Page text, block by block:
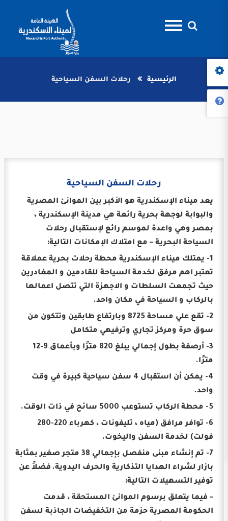
الرئيسية رحلات السفن السياحية
رحلات السفن السياحية
يعد ميناء الإسكندرية هو الأكبر بين الموانئ المصرية
والبوابة لوجهة بحرية رائعة هي مدينة الإسكندرية ،
بمصر وهي واعدة لموسم رائع لإستقبال رحلات
السياحة البحرية – مع امتلاك الإمكانات التالية:
1- يمتلك ميناء الإسكندرية محطة رحلات بحرية عملاقة
تعتبر اهم مرفق لخدمة السياحة للقادمين و المغادرين
حيث تجمعت السلطات و الاجهزة التي تتصل اعمالها
بالركاب و السياحة في مكان واحد.
2- تقع علي مساحة 8725 وبارتفاع طابقين وتتكون من
سوق حرة ومركز تجاري وترفيهي متكامل
3- أرصفة بطول إجمالي يبلغ 820 مترًا وبأعماق 9-12
مترًا.
4- يمكن أن استقبال 4 سفن سياحية كبيرة في وقت
واحد.
5- محطة الركاب تستوعب 5000 سائح في ذات الوقت.
6- توافر مرافق (مياه ، تليفونات ، كهرباء 220-280
فولت) لخدمة السفن واليخوت.
7- تم إنشاء مبنى منفصل بإجمالي 38 متجر صغير بمثابة
بازار لشراء الهدايا التذكارية والحرف اليدوية. فضلاً عن
توفير التسهيلات التالية:
– فيما يتعلق برسوم الموانئ المستحقة ، قدمت
الحكومة المصرية حزمة من التخفيضات الجاذبة لسفن